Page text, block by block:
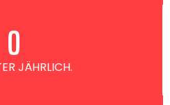
JÄHRLICH.
0